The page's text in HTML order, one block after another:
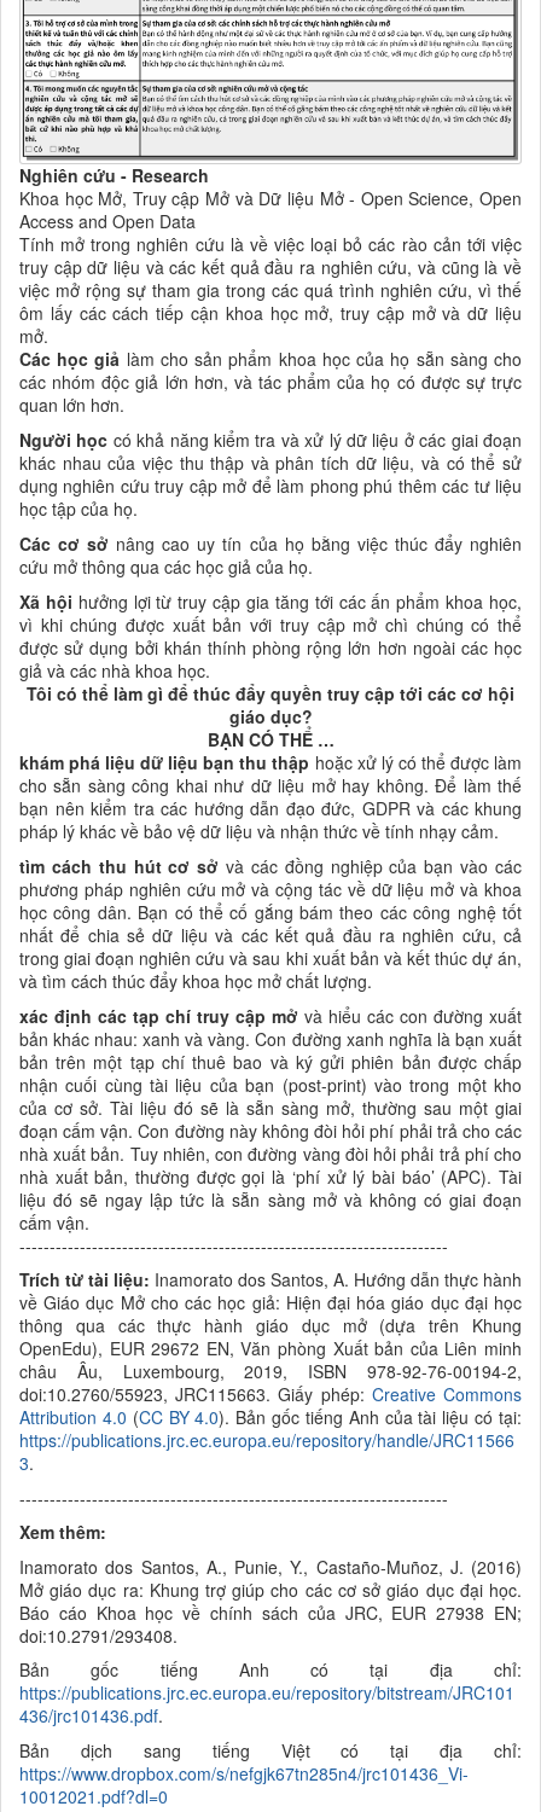
Nghiên cứu - Research
Khoa học Mở, Truy cập Mở và Dữ liệu Mở - Open Science, Open
Access and Open Data
Tính mở trong nghiên cứu là về việc loại bỏ các rào cản tới việc
truy cập dữ liệu và các kết quả đầu ra nghiên cứu, và cũng là về
việc mở rộng sự tham gia trong các quá trình nghiên cứu, vì thế
ôm lấy các cách tiếp cận khoa học mở, truy cập mở và dữ liệu
mở.
Các học giả làm cho sản phẩm khoa học của họ sẵn sàng cho
các nhóm độc giả lớn hơn, và tác phẩm của họ có được sự trực
quan lớn hơn.
Người học có khả năng kiểm tra và xử lý dữ liệu ở các giai đoạn
khác nhau của việc thu thập và phân tích dữ liệu, và có thể sử
dụng nghiên cứu truy cập mở để làm phong phú thêm các tư liệu
học tập của họ.
Cáccơ sở nâng cao uy tín của họ bằng việc thúc đẩy nghiên
cứu mở thông qua các học giả của họ.
Xã hội hưởng lợi từ truy cập gia tăng tới các ấn phẩmkhoa học,
vì khi chúng được xuất bản với truy cập mở chì chúng có thể
được sử dụng bởi khán thính phòng rộng lớn hơn ngoài các học
giả và các nhà khoa học.
Tôi có thể làm gì để thúc đẩy quyền truy cập tới các cơ hội
giáo dục?
BẠN CÓ THỂ …
khám phá liệu dữ liệu bạn thu thập hoặc xử lý có thể được làm
cho sẵn sàng công khai như dữ liệu mở hay không. Để làm thế
bạn nên kiểm tra các hướng dẫn đạo đức, GDPR và các khung
pháp lý khác về bảo vệ dữ liệu và nhận thức về tính nhạy cảm.
tìm cách thu hútcơ sở và các đồng nghiệp của bạn vào các
phương pháp nghiên cứu mở và cộng tác về dữ liệu mở và khoa
học công dân. Bạn có thể cố gắng bám theo các công nghệ tốt
nhất để chia sẻ dữ liệu và các kết quả đầu ra nghiên cứu, cả
trong giai đoạn nghiên cứu và sau khi xuất bản và kết thúc dự án,
và tìm cách thúc đẩy khoa học mở chất lượng.
xác định các tạp chí truy cập mở và hiểu các con đường xuất
bản khác nhau: xanh và vàng. Con đường xanh nghĩa là bạn xuất
bản trên một tạp chí thuê bao và ký gửi phiên bản được chấp
nhận cuối cùng tài liệu của bạn (post-print) vào trong một kho
của cơ sở. Tài liệu đó sẽ là sẵn sàng mở, thường sau một giai
đoạn cấm vận. Con đường này không đòi hỏi phí phải trả cho các
nhà xuất bản. Tuy nhiên, con đường vàng đòi hỏi phải trả phí cho
nhà xuất bản, thường được gọi là ‘phí xử lý bài báo’ (APC). Tài
liệu đó sẽ ngay lập tức là sẵn sàng mở và không có giai đoạn
cấm vận.
-----------------------------------------------------------------------
Trích từ tài liệu: Inamorato dos Santos, A. Hướng dẫn thực hành
vềGiáo dục Mở cho các học giả: Hiện đại hóa giáo dục đại học
thông qua các thực hành giáo dục mở (dựa trên Khung
OpenEdu), EUR 29672 EN, Văn phòng Xuất bản của Liên minh
châu Âu, Luxembourg, 2019, ISBN 978-92-76-00194-2,
doi:10.2760/55923, JRC115663. Giấy phép: Creative Commons
Attribution 4.0 (CC BY 4.0). Bản gốc tiếng Anh của tài liệu có tại:
https://publications.jrc.ec.europa.eu/repository/handle/JRC11566
3.
-----------------------------------------------------------------------
Xem thêm:
Inamorato dos Santos, A., Punie, Y., Castaño-Muñoz, J. (2016)
Mở giáo dục ra: Khung trợ giúp cho các cơ sở giáo dục đại học.
Báo cáo Khoa học về chính sách của JRC, EUR 27938 EN;
doi:10.2791/293408.
Bản gốc tiếng Anh có tại địa chỉ:
https://publications.jrc.ec.europa.eu/repository/bitstream/JRC101
436/jrc101436.pdf.
Bản dịch sang tiếng Việt có tại địa chỉ:
https://www.dropbox.com/s/nefgjk67tn285n4/jrc101436_Vi-
10012021.pdf?dl=0